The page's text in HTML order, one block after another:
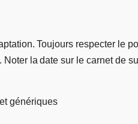
Toujours respecter le
la date sur le carnet de
génériques